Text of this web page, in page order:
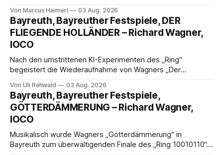
spannend und werkgetreu, getragen von starken Solisten,
eindrucksvollen Projektionen und einer klangvollen
musikalischen Leitung.
Von Marcus Haimerl 03 Aug. 2026
Bayreuth, Bayreuther Festspiele, DER
FLIEGENDE HOLLÄNDER – Richard Wagner,
IOCO
Nach den umstrittenen KI-Experimenten des „Ring“
begeistert die Wiederaufnahme von Wagners „Der
Musik und einem neuen Traumpaar: Elisabeth Teige und
Nicholas Brownlee sorgen für einen der Höhepunkte der
Bayreuther Festspiele 2026.
Von Uli Rehwald 03 Aug. 2026
Bayreuth, Bayreuther Festspiele,
GÖTTERDÄMMERUNG – Richard Wagner,
IOCO
Musikalisch wurde Wagners „Götterdämmerung“ in
Bayreuth zum überwältigenden Finale des „Ring 10010110“: